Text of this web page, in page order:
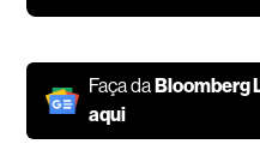
Faça daBloomberg
aqui